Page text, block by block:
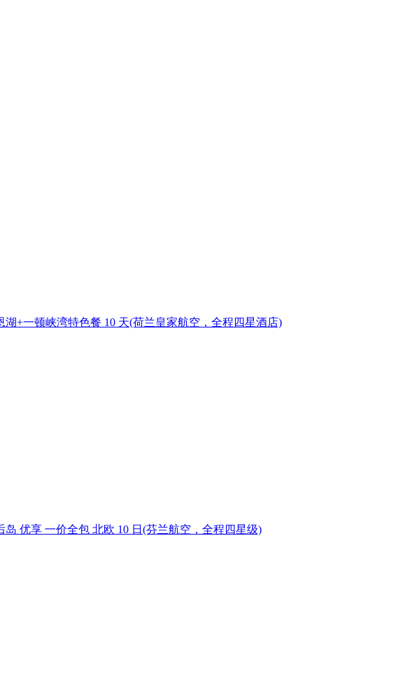
+一顿峡湾特色餐 10 天(荷兰皇家航空，全程四星酒店)
优享 一价全包 北欧 10 日 (芬兰航空，全程四星级)